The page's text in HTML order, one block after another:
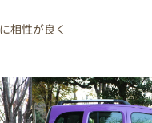
相性が良く